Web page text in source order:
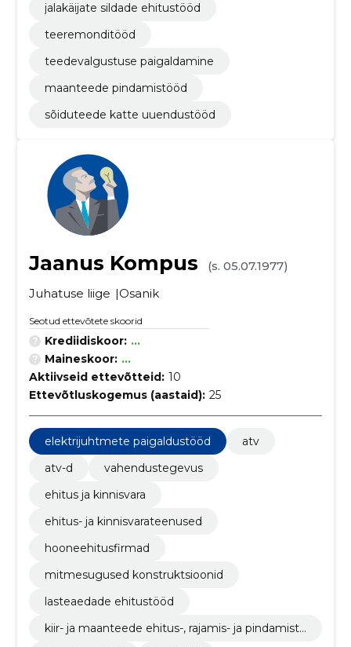
jalakäijate sildade ehitustööd
teeremonditööd
teedevalgustuse paigaldamine
maanteede pindamistööd
sõiduteede katte uuendustööd
Jaanus Kompus
(s. 05.07.1977)
Juhatuse liige
Osanik
Seotud ettevõtete skoorid
Krediidiskoor: ...
Maineskoor: ...
Aktiivseid ettevõtteid: 10
Ettevõtluskogemus (aastaid): 25
elektrijuhtmete paigaldustööd
atv
atv-d
vahendustegevus
ehitus ja kinnisvara
ehitus- ja kinnisvarateenused
hooneehitusfirmad
mitmesugused konstruktsioonid
lasteaedade ehitustööd
kiir- ja maanteede ehitus-, rajamis- ja pindamistö